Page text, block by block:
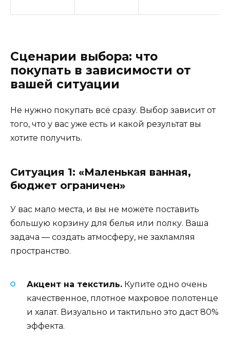
Сценарии выбора: что
покупать в зависимости от
вашей ситуации
Не нужно покупать всё сразу. Выбор зависит от
того, что у вас уже есть и какой результат вы
хотите получить.
Ситуация 1: «Маленькая ванная,
бюджет ограничен»
У вас мало места, и вы не можете поставить
большую корзину для белья или полку. Ваша
задача — создать атмосферу, не захламляя
пространство.
Акцент на текстиль. Купите одно очень
качественное, плотное махровое полотенце
и халат. Визуально и тактильно это даст 80%
эффекта.